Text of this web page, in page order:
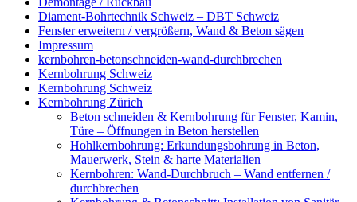
Diament-Bohrtechnik Schweiz – DBT Schweiz
Fenster erweitern / vergrößern, Wand & Beton sägen
Impressum
kernbohren-betonschneiden-wand-durchbrechen
Kernbohrung Schweiz
Kernbohrung Schweiz
Kernbohrung Zürich
Beton schneiden & Kernbohrung für Fenster, Kamin,
Türe – Öffnungen in Beton herstellen
Hohlkernbohrung: Erkundungsbohrung in Beton,
Mauerwerk, Stein & harte Materialien
Kernbohren: Wand-Durchbruch – Wand entfernen /
durchbrechen